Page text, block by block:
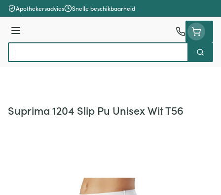
Ga naar de inhoud
Apothekersadvies Snelle beschikbaarheid
Menu
Product, merk, categorie...
Zoek
Suprima 1204 Slip Pu Unisex Wit T56